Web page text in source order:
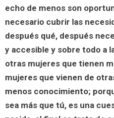
echo de menos son
necesario cubrir las
después qué, después
y accesible y sobre todo a
otras mujeres que tienen
mujeres que vienen de
menos conocimiento;
sea más que tú, es una